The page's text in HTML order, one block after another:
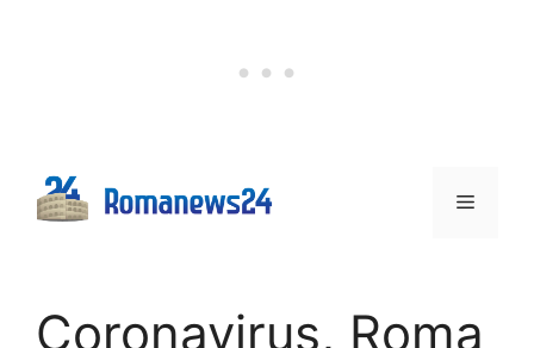
Menu
Coronavirus, Roma